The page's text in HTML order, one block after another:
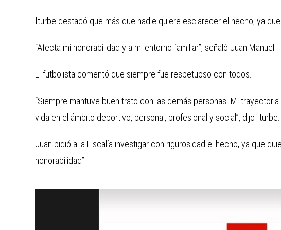
Iturbe destacó que más que nadie quiere esclarecer el hecho, ya
“Afecta mi honorabilidad y a mi entorno familiar”, señaló Juan Manuel.
El futbolista comentó que siempre fue respetuoso con todos.
“Siempre mantuve buen trato con las demás personas. Mi
vida en el ámbito deportivo, personal, profesional y social”, dijo Iturbe.
Juan pidió a la Fiscalía investigar con rigurosidad el hecho, ya que
honorabilidad”.